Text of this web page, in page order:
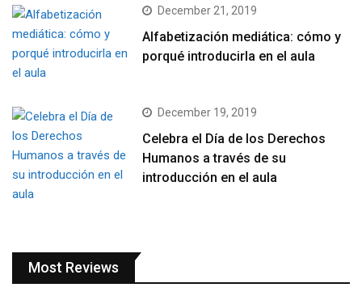
December 21, 2019
Alfabetización mediática: cómo y
porqué introducirla en el aula
December 19, 2019
Celebra el Día de los Derechos
Humanos a través de su
introducción en el aula
Most Reviews